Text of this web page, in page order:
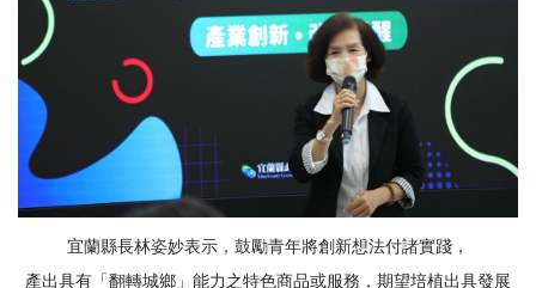
宜蘭縣長林姿妙表示，鼓勵青年將創新想法付諸實踐，
產出具有「翻轉城鄉」能力之特色商品或服務，期望培植出具發展